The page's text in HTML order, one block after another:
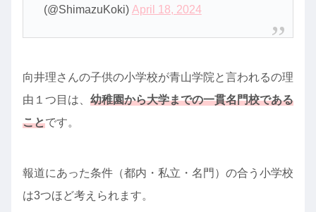
(@ShimazuKoki) April 18, 2024
向井理さんの子供の小学校が青山学院と言われるの理
由１つ目は、 幼稚園から大学までの一貫名門校である
ことです。
報道にあった条件（都内・私立・名門）の合う小学校
は3つほど考えられます。